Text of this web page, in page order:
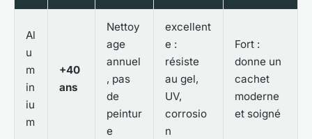
Al
u
m
in
iu
m
+40
ans
Nettoy
age
annuel
, pas
de
peintur
e
excellent
e :
résiste
au gel,
UV,
corrosio
n
Fort :
donne un
cachet
moderne
et soigné